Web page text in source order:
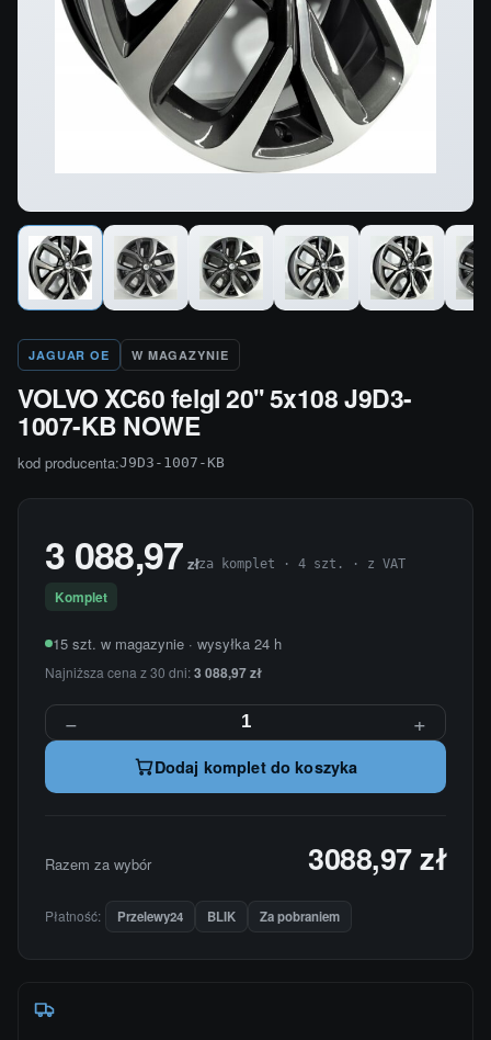
JAGUAR OE W MAGAZYNIE
VOLVO XC60 felgI 20'' 5x108 J9D3-
1007-KB NOWE
kod producenta:J9D3-1007-KB
3 088,97 złza komplet · 4 szt. · z VAT
Komplet
15 szt. w magazynie · wysyłka 24 h
Najniższa cena z 30 dni:3 088,97 zł
− +
Dodaj komplet do koszyka
Razem za wybór 3088,97 zł
Płatność: Przelewy24 BLIK Za pobraniem